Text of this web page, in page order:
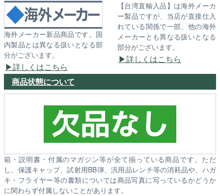
海外メーカー新品商品です。国
内製品とは異なる扱いとなる部
分がございます。
詳しくはこちら
【台湾直輸入品】は海外メーカ
ー製品ですが、当店が直接仕入
れている関係で一部、他の海外
メーカーとも異なる扱いとなる
部分がございます。
詳しくはこちら
商品状態について
箱・説明書・付属のマガジン等が全て揃っている商品です。ただ
し、保護キャップ、試射用BB弾、汎用品レンチ等の消耗品や、ハガ
キ・フライヤー等の書類については商品写真に写っているかどうか
に関わらず付属しないことがあります。